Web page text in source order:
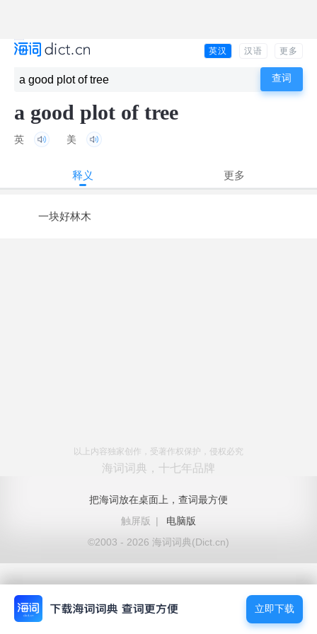
英汉 汉语 更多
a good plot of tree
英 美
释义 更多
一块好林木
以上内容独家创作，受著作权保护，侵权必究
海词词典，十七年品牌
把海词放在桌面上，查词最方便
触屏版
|
电脑版
©2003 - 2026 海词词典(Dict.cn)
立即下载
立即下载